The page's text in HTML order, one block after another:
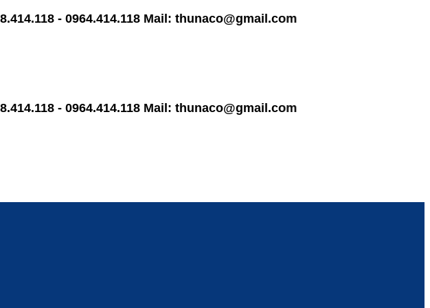
- 0964.414.118 Mail: thunaco@gmail.com
- 0964.414.118 Mail: thunaco@gmail.com